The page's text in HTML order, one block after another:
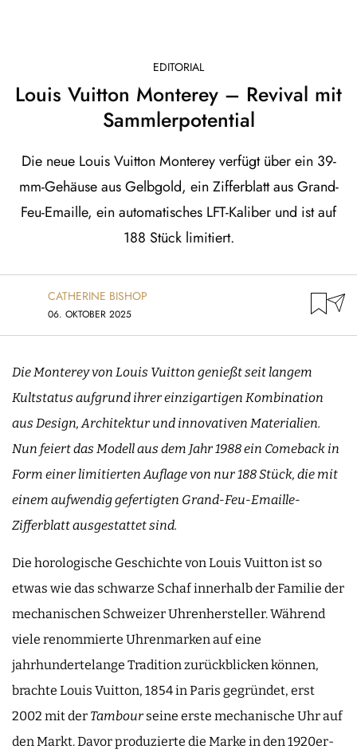
EDITORIAL
Louis Vuitton Monterey – Revival mit
Sammlerpotential
Die neue Louis Vuitton Monterey verfügt über ein 39-
mm-Gehäuse aus Gelbgold, ein Zifferblatt aus Grand-
Feu-Emaille, ein automatisches LFT-Kaliber und ist auf
188 Stück limitiert.
CATHERINE BISHOP
06. OKTOBER 2025
Die Monterey von Louis Vuitton genießt seit langem
Kultstatus aufgrund ihrer einzigartigen Kombination
aus Design, Architektur und innovativen Materialien.
Nun feiert das Modell aus dem Jahr 1988 ein Comeback in
Form einer limitierten Auflage von nur 188 Stück, die mit
einem aufwendig gefertigten Grand-Feu-Emaille-
Zifferblatt ausgestattet sind.
Die horologische Geschichte von Louis Vuitton ist so
etwas wie das schwarze Schaf innerhalb der Familie der
mechanischen Schweizer Uhrenhersteller. Während
viele renommierte Uhrenmarken auf eine
jahrhundertelange Tradition zurückblicken können,
brachte Louis Vuitton, 1854 in Paris gegründet, erst
2002 mit der Tambour seine erste mechanische Uhr auf
den Markt. Davor produzierte die Marke in den 1920er-